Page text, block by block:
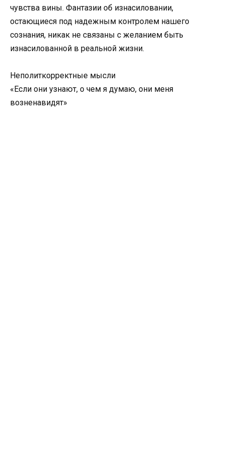
чувства вины. Фантазии об изнасиловании,
остающиеся под надежным контролем нашего
сознания, никак не связаны с желанием быть
изнасилованной в реальной жизни.
Неполиткорректные мысли
«Если они узнают, о чем я думаю, они меня
возненавидят»